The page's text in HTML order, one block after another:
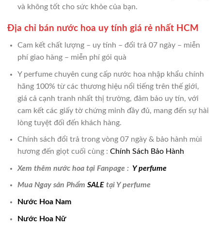
và không tốt cho sức khỏe của bạn.
Địa chỉ bán nước hoa uy tính giá rẻ nhất HCM
Cam kết chất lượng – uy tính – đổi trả 07 ngày – miễn
phí giao hàng – miễn phí gói quà
Y perfume chuyên cung cấp nước hoa nhập khẩu chính
hãng 100% từ các thương hiệu nổi tiếng trên thế giới,
giá cả cạnh tranh nhất thị trường, đảm bảo uy tín, với
cam kết các giấy tờ chứng minh đầy đủ, mang đến sự hài
lòng tuyệt đối đến khách hàng.
Chính sách đổi trả trong vòng 07 ngày & bảo hành mùi
hương đến giọt cuối cùng : Chính Sách Bảo Hành
Xem thêm nước hoa tại Fanpage : Y perfume
Mua Ngay sản Phẩm SALEtại Y perfume
Nước Hoa Nam
Nước Hoa Nữ